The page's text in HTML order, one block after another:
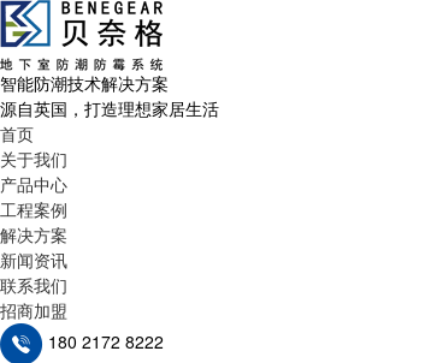
智能防潮技术解决方案
源自英国，打造理想家居生活
首页
关于我们
产品中心
工程案例
解决方案
新闻资讯
联系我们
招商加盟
180 2172 8222